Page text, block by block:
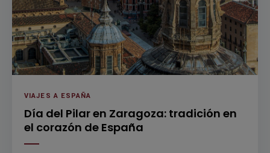
VIAJES A ESPAÑA
Día del Pilar en Zaragoza: tradición en
el corazón de España